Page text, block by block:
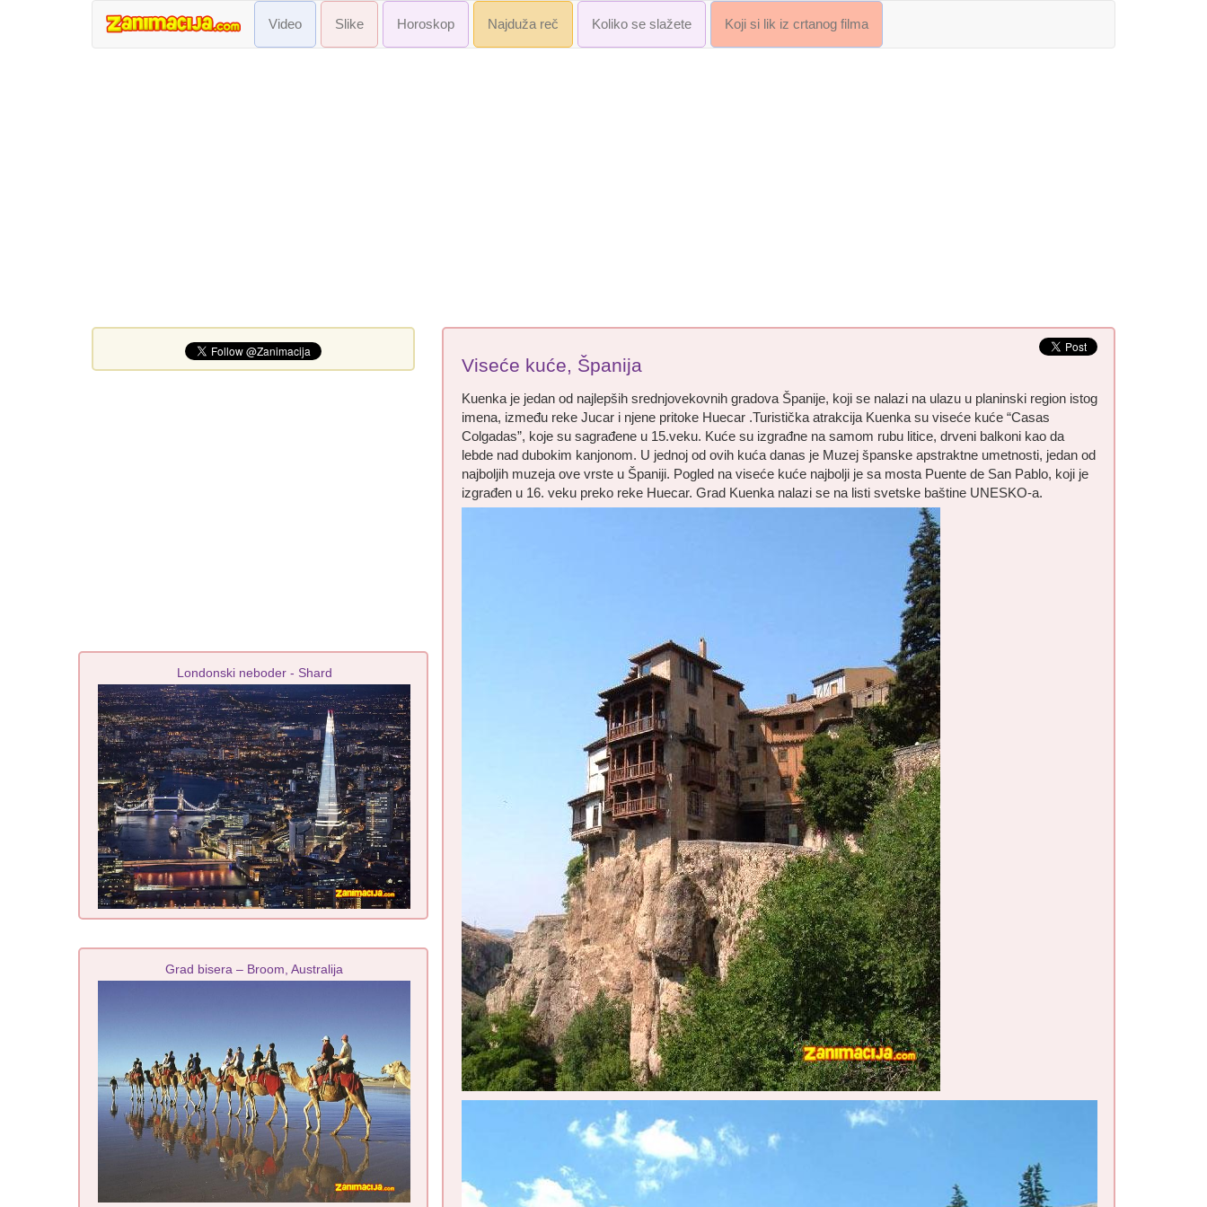
Video Slike Horoskop Najduža reč Koliko se slažete Koji si lik iz crtanog filma
Viseće kuće, Španija
Kuenka je jedan od najlepših srednjovekovnih gradova Španije, koji se nalazi na ulazu u planinski region istog
imena, između reke Jucar i njene pritoke Huecar .Turistička atrakcija Kuenka su viseće kuće “Casas
Colgadas”, koje su sagrađene u 15.veku. Kuće su izgrađne na samom rubu litice, drveni balkoni kao da
lebde nad dubokim kanjonom. U jednoj od ovih kuća danas je Muzej španske apstraktne umetnosti, jedan od
najboljih muzeja ove vrste u Španiji. Pogled na viseće kuće najbolji je sa mosta Puente de San Pablo, koji je
izgrađen u 16. veku preko reke Huecar. Grad Kuenka nalazi se na listi svetske baštine UNESKO-a.
Londonski neboder - Shard
Grad bisera – Broom, Australija